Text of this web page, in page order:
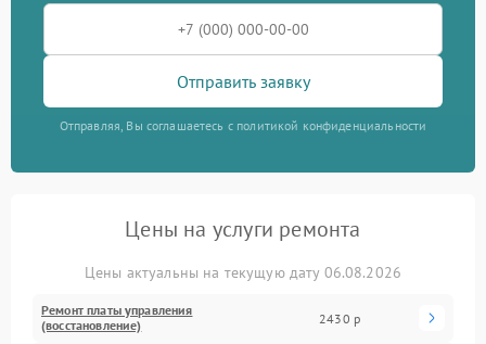
Отправить заявку
Отправляя, Вы соглашаетесь с политикой конфиденциальности
Цены на услуги ремонта
Цены актуальны на текущую дату 06.08.2026
Ремонт платы управления
(восстановление)
2430 р